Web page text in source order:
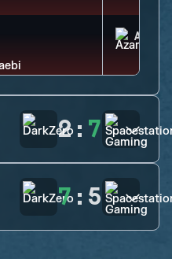
AZAMI
2: 7
7: 5